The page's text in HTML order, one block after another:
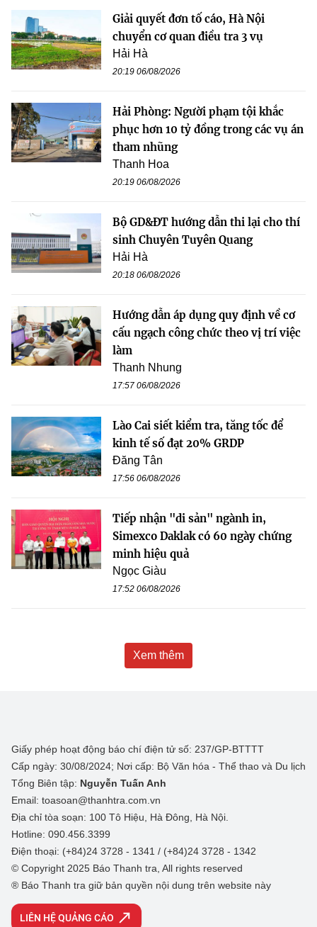
Giải quyết đơn tố cáo, Hà Nội
chuyển cơ quan điều tra 3 vụ
Hải Hà
20:19 06/08/2026
Hải Phòng: Người phạm tội khắc
phục hơn 10 tỷ đồng trong các vụ án
tham nhũng
Thanh Hoa
20:19 06/08/2026
Bộ GD&ĐT hướng dẫn thi lại cho thí
sinh Chuyên Tuyên Quang
Hải Hà
20:18 06/08/2026
Hướng dẫn áp dụng quy định về cơ
cấu ngạch công chức theo vị trí việc
làm
Thanh Nhung
17:57 06/08/2026
Lào Cai siết kiểm tra, tăng tốc để
kinh tế số đạt 20% GRDP
Đăng Tân
17:56 06/08/2026
Tiếp nhận "di sản" ngành in,
Simexco Daklak có 60 ngày chứng
minh hiệu quả
Ngọc Giàu
17:52 06/08/2026
Xem thêm
Giấy phép hoạt động báo chí điện tử số: 237/GP-BTTTT
Cấp ngày: 30/08/2024; Nơi cấp: Bộ Văn hóa - Thể thao và Du lịch
Tổng Biên tập: Nguyễn Tuấn Anh
Email: toasoan@thanhtra.com.vn
Địa chỉ tòa soạn: 100 Tô Hiệu, Hà Đông, Hà Nội.
Hotline: 090.456.3399
Điện thoại: (+84)24 3728 - 1341 / (+84)24 3728 - 1342
© Copyright 2025 Báo Thanh tra, All rights reserved
® Báo Thanh tra giữ bản quyền nội dung trên website này
LIÊN HỆ QUẢNG CÁO